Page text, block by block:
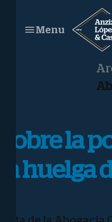
Menu
Sobre la
la huelga